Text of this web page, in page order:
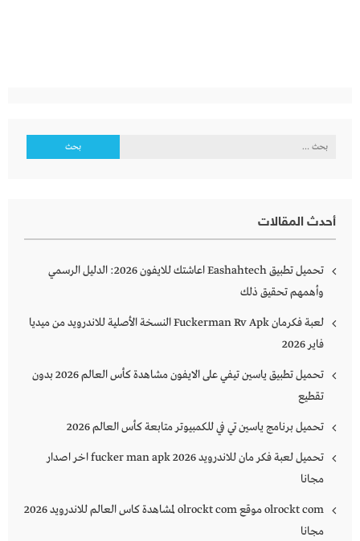
البحث
أحدث المقالات
تحميل تطبيق Eashahtech اعاشتك للايفون 2026: الدليل الرسمي
وأهمهم تحقيق ذلك
لعبة فكرمان Fuckerman Rv Apk النسخة الأصلية للاندرويد من ميديا
فاير 2026
تحميل تطبيق ياسين تيفي على الايفون مشاهدة كأس العالم 2026 بدون
تقطيع
تحميل برنامج ياسين تي في للكمبيوتر متابعة كأس العالم 2026
تحميل لعبة فكر مان للاندرويد 2026 fucker man apk اخر اصدار
مجانا
olrockt com موقع olrockt com لمشاهدة كاس العالم للاندرويد 2026
مجانا